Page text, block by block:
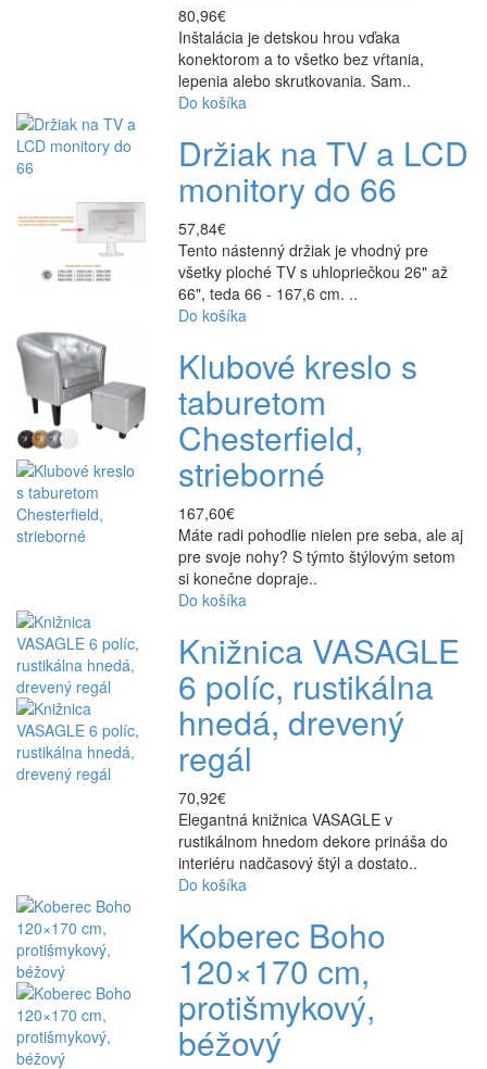
80,96€
Inštalácia je detskou hrou vďaka
konektorom a to všetko bez vŕtania,
lepenia alebo skrutkovania. Sam..
Do košíka
Držiak na TV a LCD
monitory do 66
57,84€
Tento nástenný držiak je vhodný pre
všetky ploché TV s uhlopriečkou 26" až
66", teda 66 - 167,6 cm. ..
Do košíka
Klubové kreslo s
taburetom
Chesterfield,
strieborné
167,60€
Máte radi pohodlie nielen pre seba, ale aj
pre svoje nohy? S týmto štýlovým setom
si konečne dopraje..
Do košíka
Knižnica VASAGLE
6 políc, rustikálna
hnedá, drevený
regál
70,92€
Elegantná knižnica VASAGLE v
rustikálnom hnedom dekore prináša do
interiéru nadčasový štýl a dostato..
Do košíka
Koberec Boho
120×170 cm,
protišmykový,
béžový